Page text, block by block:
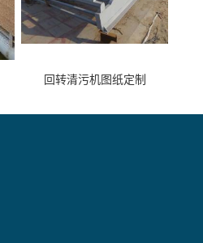
回转清污机图纸定制